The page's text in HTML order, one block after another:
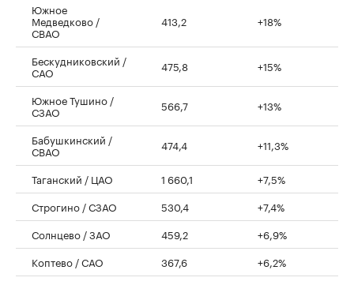
Южное
Медведково /
СВАО
413,2 +18%
Бескудниковский /
САО 475,8 +15%
Южное Тушино /
СЗАО 566,7 +13%
Бабушкинский /
СВАО 474,4 +11,3%
Таганский / ЦАО 1 660,1
+7,5%
Строгино / СЗАО
530,4
+7,4%
Солнцево / ЗАО
459,2
+6,9%
Коптево / САО
367,6 +6,2%